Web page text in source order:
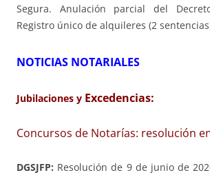
Segura. Anulación parcial del
Registro único de alquileres (2
NOTICIAS NOTARIALES
Jubilaciones y Excedencias:
Concursos de Notarías: resolución
DGSJFP: Resolución de 9 de junio de